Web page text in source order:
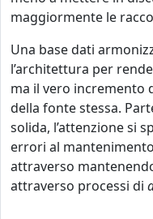
maggiormente le
Una base dati
l’architettura per
ma il vero incremento
della fonte stessa.
solida, l’attenzione si
errori al
attraverso
attraverso processi di